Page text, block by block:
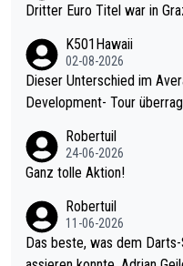
Dritter Euro Titel war in
K501Hawaii
02-08-2026
Dieser Unterschied im Average ist
Development- Tour
mal 40+ erst recht. Da gewinnst keinen Blumentopf - ist ja noc
h krasser wie ein Pokalspiel eines Kreisligisten vs einem Bund
Robertuil
24-06-2026
Ganz tolle Aktion!
Robertuil
11-06-2026
Das beste, was dem